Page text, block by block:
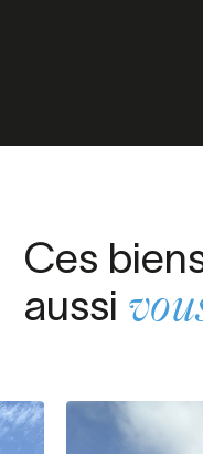
Ces
aussi